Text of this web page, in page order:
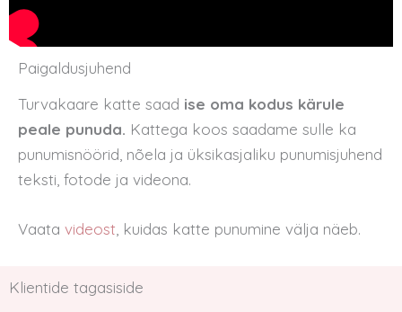
Paigaldusjuhend
Turvakaare katte saad ise oma kodus kärule
peale punuda. Kattega koos saadame sulle ka
punumisnöörid, nõela ja üksikasjaliku punumisjuhend
teksti, fotode ja videona.
Vaata videost , kuidas katte punumine välja näeb.
Klientide tagasiside